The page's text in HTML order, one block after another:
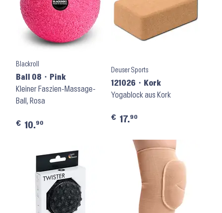
Blackroll
Ball 08 ⬝ Pink
Kleiner Faszien-Massage-
Ball, Rosa
€ 10.90
Deuser Sports
121026 ⬝ Kork
Yogablock aus Kork
€ 17.90